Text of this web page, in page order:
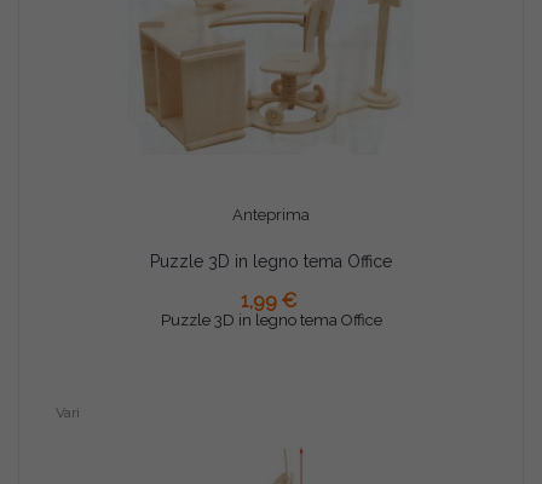
Anteprima
Puzzle 3D in legno tema Office
1,99 €
Puzzle 3D in legno tema Office
AGGIUNGI AL CARRELLO
Vari